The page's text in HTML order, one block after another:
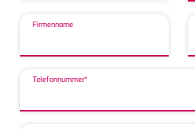
Firmenname
Telefonnummer*